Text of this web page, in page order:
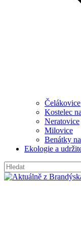
Čelákovice
Kostelec
Neratovice
Milovice
Benátky
Ekologie a